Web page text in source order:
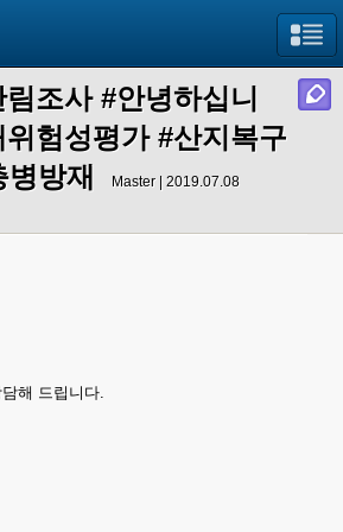
조사 #안녕하십니
험성평가 #산지복구
방재
Master | 2019.07.08
해 드립니다.